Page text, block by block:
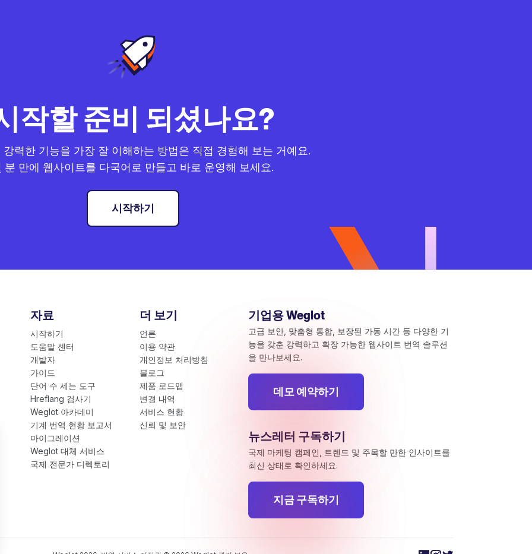
작할 준비 되셨나요?
력한 기능을 가장 잘 이해하는 방법은 직접 경험해 보는 거예요.
분 만에 웹사이트를 다국어로 만들고 바로 운영해 보세요.
시작하기
자료
시작하기
도움말 센터
개발자
가이드
단어 수 세는 도구
Hreflang 검사기
Weglot 아카데미
기계 번역 현황 보고서
마이그레이션
Weglot 대체 서비스
국제 전문가 디렉토리
더 보기
언론
이용 약관
개인정보 처리방침
블로그
제품 로드맵
변경 내역
서비스 현황
신뢰 및 보안
기업용 Weglot
고급 보안, 맞춤형 통합, 보장된 가동 시간 등 다양한 기
능을 갖춘 강력하고 확장 가능한 웹사이트 번역 솔루션
을 만나보세요.
데모 예약하기
뉴스레터 구독하기
국제 마케팅 캠페인, 트렌드 및 주목할 만한 인사이트를
최신 상태로 확인하세요.
지금 구독하기